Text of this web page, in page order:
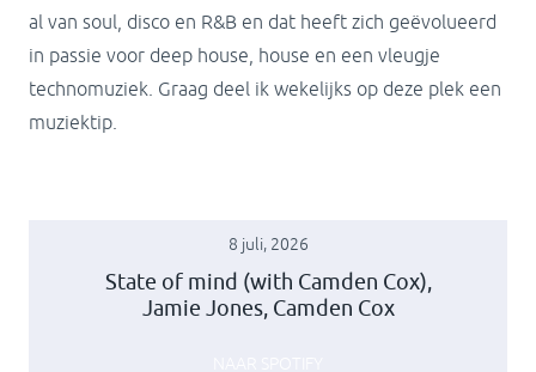
al van soul, disco en R&B en dat heeft zich geëvolueerd
in passie voor deep house, house en een vleugje
technomuziek. Graag deel ik wekelijks op deze plek een
muziektip.
8 juli, 2026
State of mind (with Camden Cox),
Jamie Jones, Camden Cox